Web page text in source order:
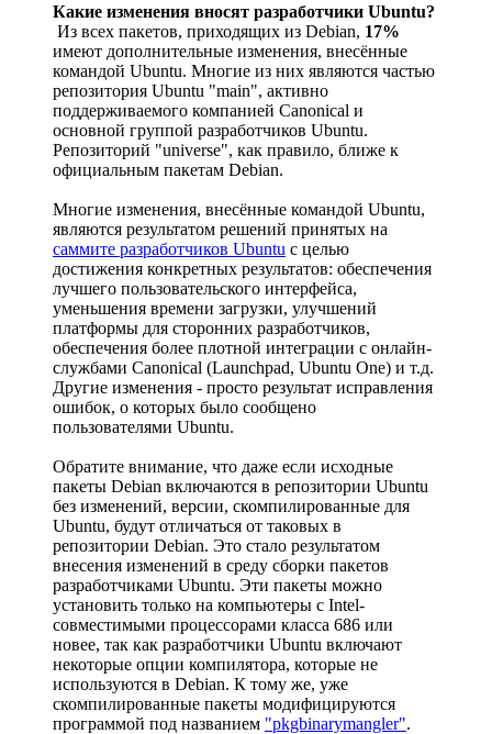
Какие изменения вносят разработчики Ubuntu?
Из всех пакетов, приходящих из Debian, 17%
имеют дополнительные изменения, внесённые
командой Ubuntu. Многие из них являются частью
репозитория Ubuntu "main", активно
поддерживаемого компанией Canonical и
основной группой разработчиков Ubuntu.
Репозиторий "universe", как правило, ближе к
официальным пакетам Debian.
Многие изменения, внесённые командой Ubuntu,
являются результатом решений принятых на
саммите разработчиков Ubuntu с целью
достижения конкретных результатов: обеспечения
лучшего пользовательского интерфейса,
уменьшения времени загрузки, улучшений
платформы для сторонних разработчиков,
обеспечения более плотной интеграции с онлайн-
службами Canonical (Launchpad, Ubuntu One) и т.д.
Другие изменения - просто результат исправления
ошибок, о которых было сообщено
пользователями Ubuntu.
Обратите внимание, что даже если исходные
пакеты Debian включаются в репозитории Ubuntu
без изменений, версии, скомпилированные для
Ubuntu, будут отличаться от таковых в
репозитории Debian. Это стало результатом
внесения изменений в среду сборки пакетов
разработчиками Ubuntu. Эти пакеты можно
установить только на компьютеры с Intel-
совместимыми процессорами класса 686 или
новее, так как разработчики Ubuntu включают
некоторые опции компилятора, которые не
используются в Debian. К тому же, уже
скомпилированные пакеты модифицируются
программой под названием "pkgbinarymangler".